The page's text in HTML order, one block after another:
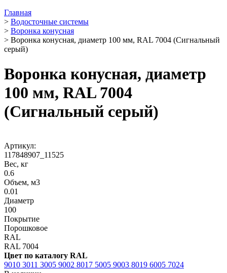
Главная
> Водосточные системы
> Воронка конусная
> Воронка конусная, диаметр 100 мм, RAL 7004 (Сигнальный
серый)
Воронка конусная, диаметр
100 мм, RAL 7004
(Сигнальный серый)
Артикул:
117848907_11525
Вес, кг
0.6
Объем, м3
0.01
Диаметр
100
Покрытие
Порошковое
RAL
RAL 7004
Цвет по каталогу RAL
9010 3011 3005 9002 8017 5005 9003 8019 6005 7024